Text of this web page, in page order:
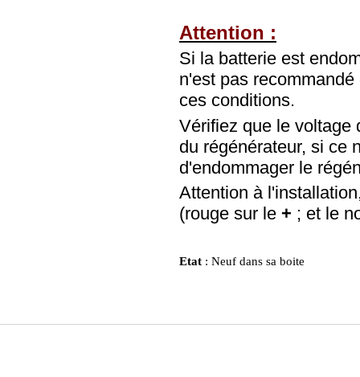
Attention :
Si la batterie est
n'est pas
ces conditions.
Vérifiez que le voltage
du régénérateur, si ce
d'endommager le
Attention à
(rouge sur le + ; et le
Etat : Neuf dans sa boite